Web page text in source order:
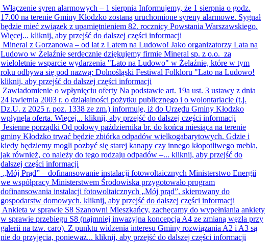
Włączenie syren alarmowych – 1 sierpnia Informujemy, że 1 sierpnia o godz.
17.00 na terenie Gminy Kłodzko zostaną uruchomione syreny alarmowe. Sygnał
będzie mieć związek z upamiętnieniem 82. rocznicy Powstania Warszawskiego.
Więcej... kliknij, aby przejść do dalszej części informacji
Mineral z Gorzanowa – od lat z Latem na Ludowo! Jako organizatorzy Lata na
Ludowo w Żelaźnie serdecznie dziękujemy firmie Mineral sp. z o.o. za
wieloletnie wsparcie wydarzenia "Lato na Ludowo" w Żelaźnie, które w tym
roku odbywa się pod nazwą: Dolnośląski Festiwal Folkloru "Lato na Ludowo!
kliknij, aby przejść do dalszej części informacji
Zawiadomienie o wpłynięciu oferty Na podstawie art. 19a ust. 3 ustawy z dnia
24 kwietnia 2003 r. o działalności pożytku publicznego i o wolontariacie (t.j.
Dz.U. z 2025 r. poz. 1338 ze zm.) informuję, iż do Urzędu Gminy Kłodzko
wpłynęła oferta. Więcej... kliknij, aby przejść do dalszej części informacji
Jesienne porządki Od połowy października br. do końca miesiąca na terenie
gminy Kłodzko trwać będzie zbiórka odpadów wielkogabarytowych. Gdzie i
kiedy będziemy mogli pozbyć się starej kanapy czy innego kłopotliwego mebla,
jak również, co należy do tego rodzaju odpadów –... kliknij, aby przejść do
dalszej części informacji
„Mój Prąd” – dofinansowanie instalacji fotowoltaicznych Ministerstwo Energii
we współpracy Ministerstwem Środowiska przygotowało program
dofinansowania instalacji fotowoltaicznych „Mój prąd”, skierowany do
gospodarstw domowych. kliknij, aby przejść do dalszej części informacji
Ankieta w sprawie S8 Szanowni Mieszkańcy, zachęcamy do wypełniania ankiety
w sprawie przebiegu S8 (najmniej inwazyjna koncepcja A4 ze zmianą węzła przy
galerii na tzw. caro). Z punktu widzenia interesu Gminy rozwiązania A2 i A3 są
nie do przyjęcia, ponieważ... kliknij, aby przejść do dalszej części informacji